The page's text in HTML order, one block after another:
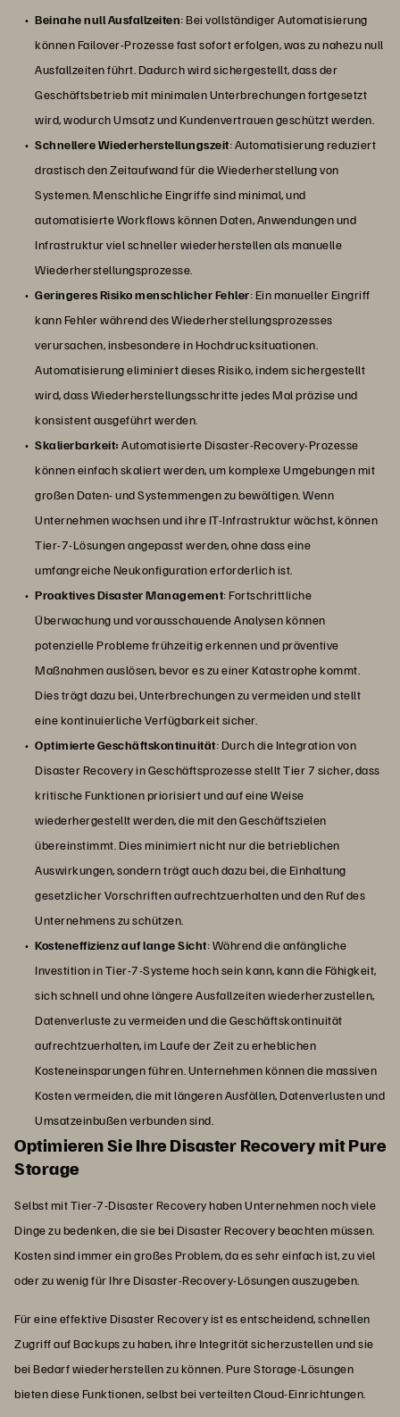
Beinahe null Ausfallzeiten: Bei vollständiger Automatisierung
können Failover-Prozesse fast sofort erfolgen, was zu nahezu null
Ausfallzeiten führt. Dadurch wird sichergestellt, dass der
Geschäftsbetrieb mit minimalen Unterbrechungen fortgesetzt
wird, wodurch Umsatz und Kundenvertrauen geschützt werden.
Schnellere Wiederherstellungszeit: Automatisierung reduziert
drastisch den Zeitaufwand für die Wiederherstellung von
Systemen. Menschliche Eingriffe sind minimal, und
automatisierte Workflows können Daten, Anwendungen und
Infrastruktur viel schneller wiederherstellen als manuelle
Wiederherstellungsprozesse.
Geringeres Risiko menschlicher Fehler: Ein manueller Eingriff
kann Fehler während des Wiederherstellungsprozesses
verursachen, insbesondere in Hochdrucksituationen.
Automatisierung eliminiert dieses Risiko, indem sichergestellt
wird, dass Wiederherstellungsschritte jedes Mal präzise und
konsistent ausgeführt werden.
Skalierbarkeit: Automatisierte Disaster-Recovery-Prozesse
können einfach skaliert werden, um komplexe Umgebungen mit
großen Daten- und Systemmengen zu bewältigen. Wenn
Unternehmen wachsen und ihre IT-Infrastruktur wächst, können
Tier-7-Lösungen angepasst werden, ohne dass eine
umfangreiche Neukonfiguration erforderlich ist.
Proaktives Disaster Management: Fortschrittliche
Überwachung und vorausschauende Analysen können
potenzielle Probleme frühzeitig erkennen und präventive
Maßnahmen auslösen, bevor es zu einer Katastrophe kommt.
Dies trägt dazu bei, Unterbrechungen zu vermeiden und stellt
eine kontinuierliche Verfügbarkeit sicher.
Optimierte Geschäftskontinuität: Durch die Integration von
Disaster Recovery in Geschäftsprozesse stellt Tier 7 sicher, dass
kritische Funktionen priorisiert und auf eine Weise
wiederhergestellt werden, die mit den Geschäftszielen
übereinstimmt. Dies minimiert nicht nur die betrieblichen
Auswirkungen, sondern trägt auch dazu bei, die Einhaltung
gesetzlicher Vorschriften aufrechtzuerhalten und den Ruf des
Unternehmens zu schützen.
Kosteneffizienz auf lange Sicht: Während die anfängliche
Investition in Tier-7-Systeme hoch sein kann, kann die Fähigkeit,
sich schnell und ohne längere Ausfallzeiten wiederherzustellen,
Datenverluste zu vermeiden und die Geschäftskontinuität
aufrechtzuerhalten, im Laufe der Zeit zu erheblichen
Kosteneinsparungen führen. Unternehmen können die massiven
Kosten vermeiden, die mit längeren Ausfällen, Datenverlusten und
Umsatzeinbußen verbunden sind.
Optimieren Sie Ihre Disaster Recovery mit Pure
Storage
Selbst mit Tier-7-Disaster Recovery haben Unternehmen noch viele
Dinge zu bedenken, die sie bei Disaster Recovery beachten müssen.
Kosten sind immer ein großes Problem, da es sehr einfach ist, zu viel
oder zu wenig für Ihre Disaster-Recovery-Lösungen auszugeben.
Für eine effektive Disaster Recovery ist es entscheidend, schnellen
Zugriff auf Backups zu haben, ihre Integrität sicherzustellen und sie
bei Bedarf wiederherstellen zu können. Pure Storage-Lösungen
bieten diese Funktionen, selbst bei verteilten Cloud-Einrichtungen.